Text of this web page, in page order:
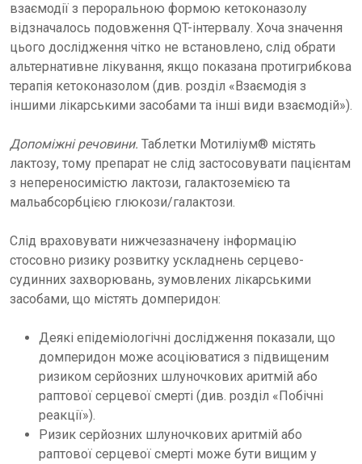
взаємодії з пероральною формою кетоконазолу
відзначалось подовження QT-інтервалу. Хоча значення
цього дослідження чітко не встановлено, слід обрати
альтернативне лікування, якщо показана протигрибкова
терапія кетоконазолом (див. розділ «Взаємодія з
іншими лікарськими засобами та інші види взаємодій»).
Допоміжні речовини. Таблетки Мотиліум® містять
лактозу, тому препарат не слід застосовувати пацієнтам
з непереносимістю лактози, галактоземією та
мальабсорбцією глюкози/галактози.
Слід враховувати нижчезазначену інформацію
стосовно ризику розвитку ускладнень серцево-
судинних захворювань, зумовлених лікарськими
засобами, що містять домперидон:
Деякі епідеміологічні дослідження показали, що
домперидон може асоціюватися з підвищеним
ризиком серйозних шлуночкових аритмій або
раптової серцевої смерті (див. розділ «Побічні
реакції»).
Ризик серйозних шлуночкових аритмій або
раптової серцевої смерті може бути вищим у